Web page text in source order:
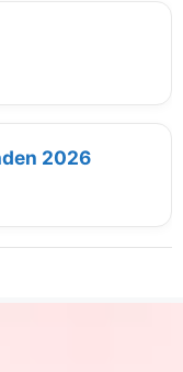
2026